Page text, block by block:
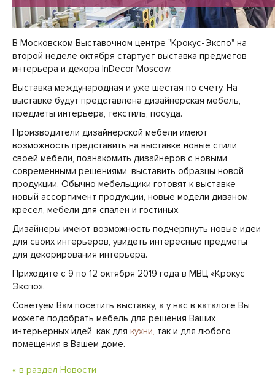
В Московском Выставочном центре "Крокус-Экспо" на
второй неделе октября стартует выставка предметов
интерьера и декора InDecor Moscow.
Выставка международная и уже шестая по счету. На
выставке будут представлена дизайнерская мебель,
предметы интерьера, текстиль, посуда.
Производители дизайнерской мебели имеют
возможность представить на выставке новые стили
своей мебели, познакомить дизайнеров с новыми
современными решениями, выставить образцы новой
продукции. Обычно мебельщики готовят к выставке
новый ассортимент продукции, новые модели диваном,
кресел, мебели для спален и гостиных.
Дизайнеры имеют возможность подчерпнуть новые идеи
для своих интерьеров, увидеть интересные предметы
для декорирования интерьера.
Приходите с 9 по 12 октября 2019 года в МВЦ «Крокус
Экспо».
Советуем Вам посетить выставку, а у нас в каталоге Вы
можете подобрать мебель для решения Ваших
интерьерных идей, как для кухни, так и для любого
помещения в Вашем доме.
« в раздел Новости